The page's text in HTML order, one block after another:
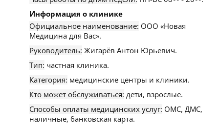
Информация о клинике
Официальное наименование: ООО «Новая
Медицина для Вас».
Руководитель: Жигарёв Антон Юрьевич.
Тип: частная клиника.
Категория: медицинские центры и клиники.
Кто может обслуживаться: дети, взрослые.
Способы оплаты медицинских услуг: ОМС, ДМС,
наличные, банковская карта.